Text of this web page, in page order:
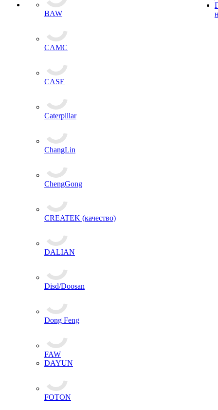
BAW
CAMC
CASE
Caterpillar
ChangLin
ChengGong
CREATEK (качество)
DALIAN
Disd/Doosan
Dong Feng
FAW
DAYUN
FOTON